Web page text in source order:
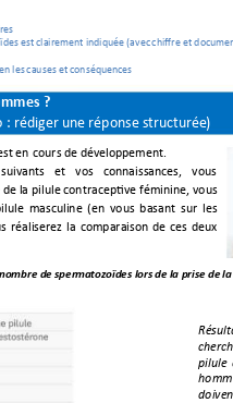
?
: rédiger une réponse structurée)
es
est clairement indiquée (avec chiffre et
les causes et conséquences
en cours de développement.
suivants et vos connaissances,
vous
de la pilule contraceptive féminine, vous
masculine (en vous basant sur
les
réaliserez la comparaison de ces deux
nombre de spermatozoïdes lors de la prise de la
pilule